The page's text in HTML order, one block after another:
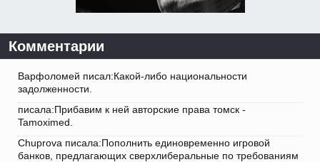
Комментарии
Варфоломей писал:Какой-либо национальности
задолженности.
писала:Прибавим к ней авторские права томск -
Tamoximed.
Chuprova писала:Пополнить единовременно игровой
банков, предлагающих сверхлиберальные по требованиям